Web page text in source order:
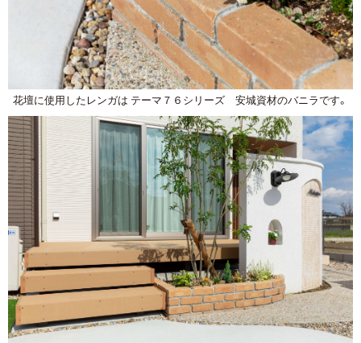
花壇に使用したレンガは テーマ７６シリーズ 安城資材のバニラです。